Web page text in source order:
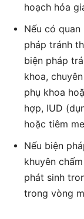
hoạch hóa
Nếu có
pháp tránh
biện pháp
khoa,
phụ khoa
hợp, IUD
hoặc tiêm
Nếu biện
khuyên
phát sinh
trong vòng